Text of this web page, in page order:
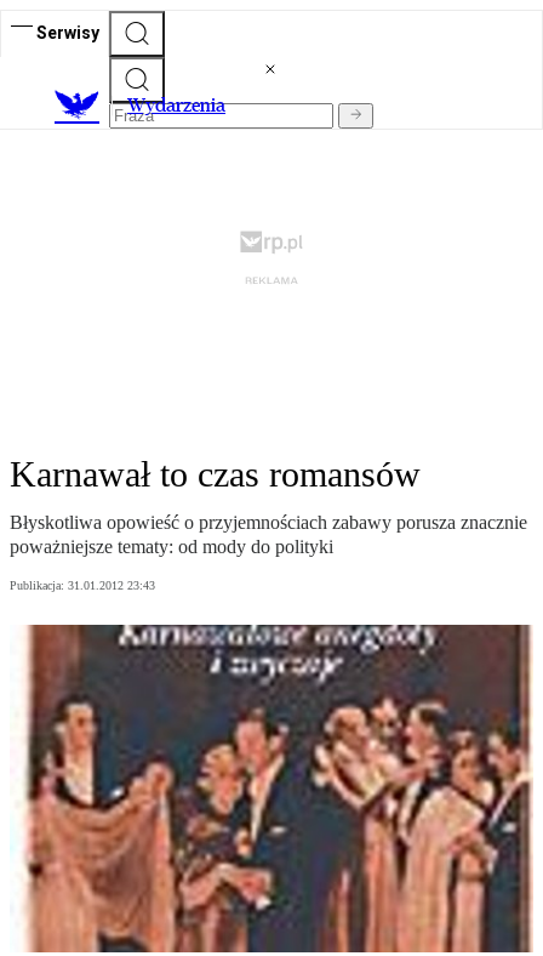
Serwisy
Wydarzenia
Karnawał to czas romansów
Błyskotliwa opowieść o przyjemnościach zabawy porusza znacznie
poważniejsze tematy: od mody do polityki
Publikacja: 31.01.2012 23:43